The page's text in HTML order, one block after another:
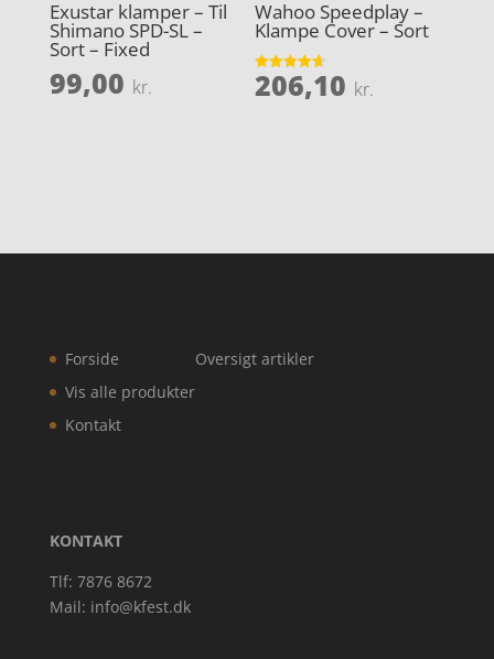
Exustar klamper – Til
Shimano SPD-SL –
Sort – Fixed
99,00 kr.
Wahoo Speedplay –
Klampe Cover – Sort
Vurderet
4.6
206,10 kr.
Forside
Vis alle produkter
Kontakt
Oversigt artikler
KONTAKT
Tlf: 7876 8672
Mail: info@kfest.dk